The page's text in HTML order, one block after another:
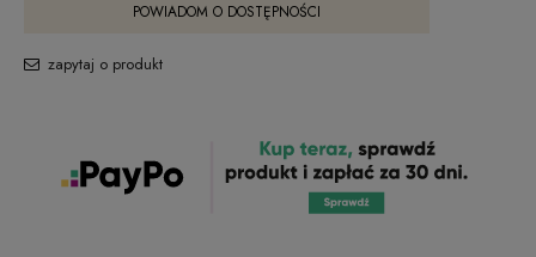
POWIADOM O DOSTĘPNOŚCI
zapytaj o produkt